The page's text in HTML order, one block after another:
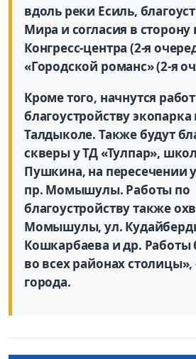
вдоль реки Есиль,
Мира и согласия в сторону
Конгресс-центра (2-я
«Городской романс» (2-я
Кроме того, начнутся
благоустройству
Талдыколе. Также будут
скверы у ТД «Тулпар»,
Пушкина, на пересечении
пр. Момышулы. Работы по
благоустройству также
Момышулы, ул.
Кошкарбаева и др. Работы
во всех районах
города.